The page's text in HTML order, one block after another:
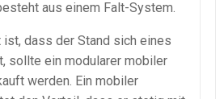
aus einem Falt-System.
ist, dass der Stand sich eines
sollte ein modularer mobiler
werden. Ein mobiler